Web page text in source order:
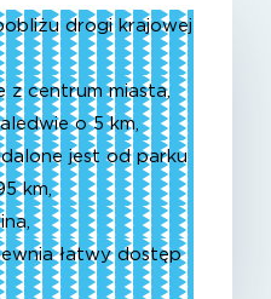
drogi krajowej
z centrum miasta,
o 5 km,
jest od parku
km,
łatwy dostęp